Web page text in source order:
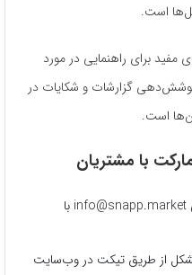
است.
مفید برای راهنمایی در مورد
گزارشات و شکایات در
است.
با مشتریان
ارسال شکایات به ایمیل مرکز به نشانی info@snapp.market با
مشکل از طریق تیکت در وب‌سایت